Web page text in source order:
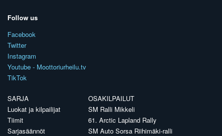
Follow us
Facebook
Twitter
Instagram
Youtube - Moottoriurheilu.tv
TikTok
SARJA
Luokat ja kilpailijat
Tiimit
Sarjasäännöt
OSAKILPAILUT
SM Ralli Mikkeli
61. Arctic Lapland Rally
SM Auto Sorsa Riihimäki-ralli